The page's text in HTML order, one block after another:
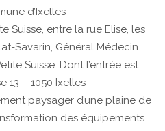
d’Ixelles
Suisse, entre la rue Elise, les
Savarin, Général Médecin
Suisse. Dont l’entrée est
13 – 1050 Ixelles
paysager d’une plaine de
des équipements